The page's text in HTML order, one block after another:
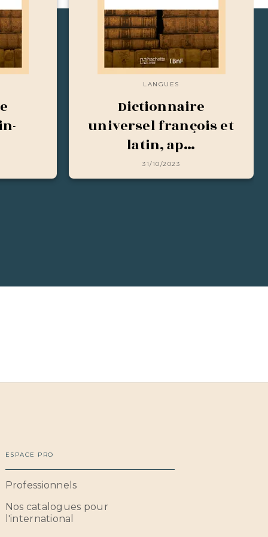
LANGUES
Dictionnaire
universel françois et
latin, ap…
31/10/2023
ESPACE PRO
Professionnels
Nos catalogues pour
l'international